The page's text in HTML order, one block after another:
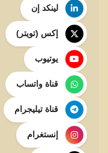
لينكد إن
إكس (تويتر)
يوتيوب
قناة واتساب
قناة تيليجرام
إنستغرام